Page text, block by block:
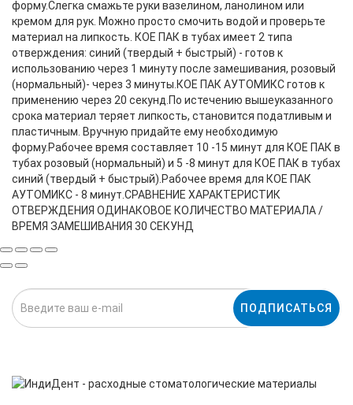
форму.Слегка смажьте руки вазелином, ланолином или
кремом для рук. Можно просто смочить водой и проверьте
материал на липкость. КОЕ ПАК в тубах имеет 2 типа
отверждения: синий (твердый + быстрый) - готов к
использованию через 1 минуту после замешивания, розовый
(нормальный)- через 3 минуты.КОЕ ПАК АУТОМИКС готов к
применению через 20 секунд.По истечению вышеуказанного
срока материал теряет липкость, становится податливым и
пластичным. Вручную придайте ему необходимую
форму.Рабочее время составляет 10 -15 минут для КОЕ ПАК в
тубах розовый (нормальный) и 5 -8 минут для КОЕ ПАК в тубах
синий (твердый + быстрый).Рабочее время для КОЕ ПАК
АУТОМИКС - 8 минут.СРАВНЕНИЕ ХАРАКТЕРИСТИК
ОТВЕРЖДЕНИЯ ОДИНАКОВОЕ КОЛИЧЕСТВО МАТЕРИАЛА /
ВРЕМЯ ЗАМЕШИВАНИЯ 30 СЕКУНД
ПОДПИСАТЬСЯ